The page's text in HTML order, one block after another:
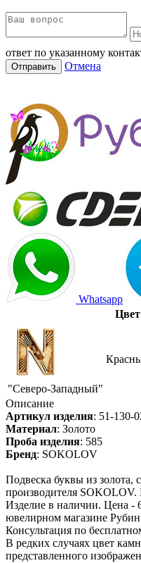
ответ по указанному
Отправить Отмена
Whatsapp
Цвет
"Северо-Западный"
Описание
Артикул изделия: 51-130-
Материал: Золото
Проба изделия: 585
Бренд: SOKOLOV
Подвеска буквы из золота,
производителя SOKOLOV.
Изделие в наличии. Цена -
ювелирном магазине
Консультация по
В редких случаях цвет
представленного